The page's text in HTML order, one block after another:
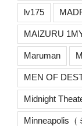
lv175
MAIZURU
Maruman
MEN OF
Midnight
Minneapolis（